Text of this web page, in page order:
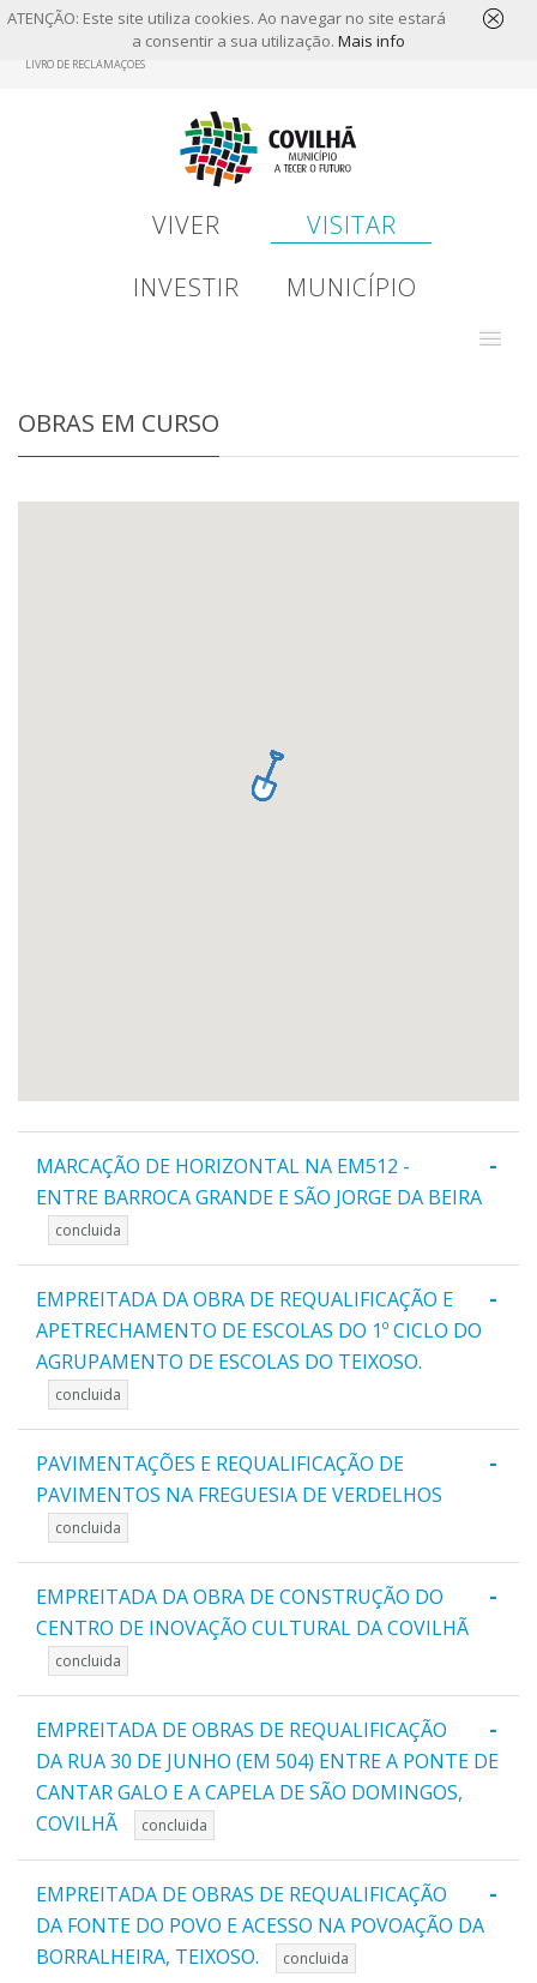
ATENÇÃO: Este site utiliza cookies. Ao navegar no site estará
a consentir a sua utilização. Mais info
LIVRO DE RECLAMAÇÕES
VIVER
VISITAR
INVESTIR
MUNICÍPIO
OBRAS EM CURSO
-
MARCAÇÃO DE HORIZONTAL NA EM512 -
ENTRE BARROCA GRANDE E SÃO JORGE DA BEIRA
concluida
-
EMPREITADA DA OBRA DE REQUALIFICAÇÃO E
APETRECHAMENTO DE ESCOLAS DO 1º CICLO DO
AGRUPAMENTO DE ESCOLAS DO TEIXOSO.
concluida
-
PAVIMENTAÇÕES E REQUALIFICAÇÃO DE
PAVIMENTOS NA FREGUESIA DE VERDELHOS
concluida
-
EMPREITADA DA OBRA DE CONSTRUÇÃO DO
CENTRO DE INOVAÇÃO CULTURAL DA COVILHÃ
concluida
-
EMPREITADA DE OBRAS DE REQUALIFICAÇÃO
DA RUA 30 DE JUNHO (EM 504) ENTRE A PONTE DE
CANTAR GALO E A CAPELA DE SÃO DOMINGOS,
COVILHÃ
concluida
-
EMPREITADA DE OBRAS DE REQUALIFICAÇÃO
DA FONTE DO POVO E ACESSO NA POVOAÇÃO DA
BORRALHEIRA, TEIXOSO.
concluida